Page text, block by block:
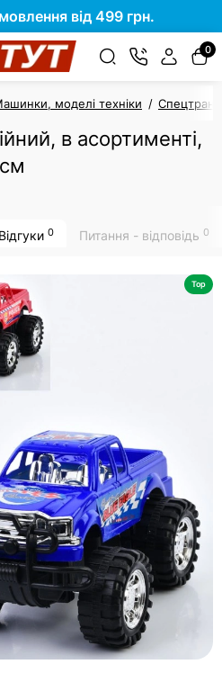
від 499 грн.
0
моделі техніки
в асортименті,
Відгуки 0 Питання - відповідь 0
Top